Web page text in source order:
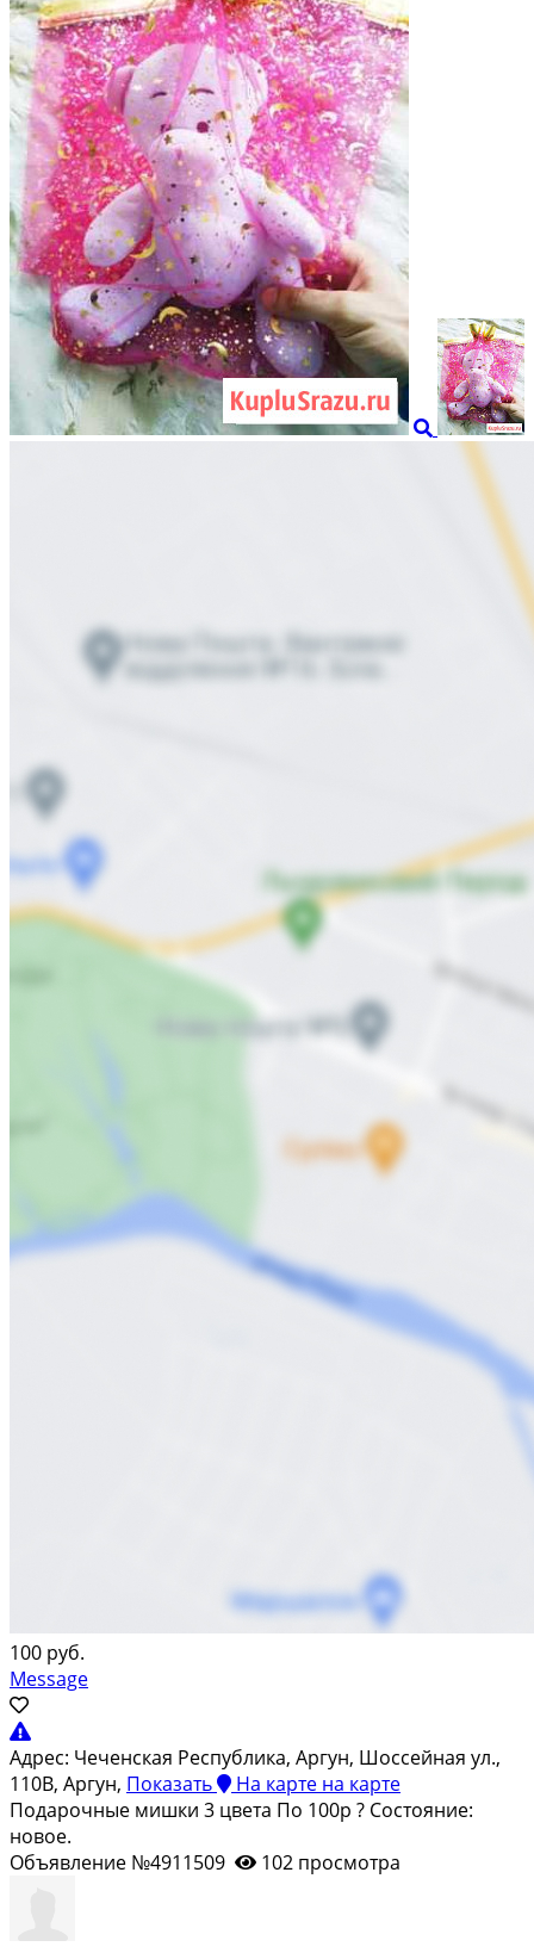
100 руб.
Message
Адрес: Чеченская Республика, Аргун, Шоссейная ул.,
110В, Аргун, Показать На карте на карте
Подарочные мишки 3 цвета По 100р ? Состояние:
новое.
Объявление №4911509
102 просмотра